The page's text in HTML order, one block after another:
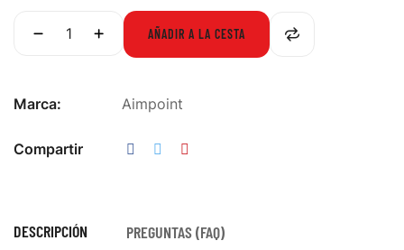
AÑADIR A LA CESTA
Marca: Aimpoint
Compartir
DESCRIPCIÓN PREGUNTAS (FAQ)